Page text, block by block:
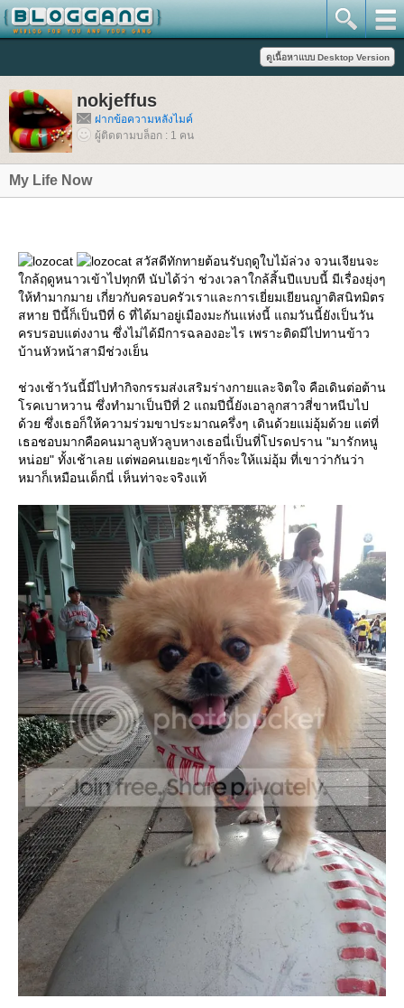
nokjeffus
ฝากข้อความหลังไมค์
ผู้ติดตามบล็อก : 1 คน
My Life Now
สวัสดีทักทายต้อนรับฤดูใบไม้ล่วง จวนเจียนจะ
กล้ฤดูหนาวเข้าไปทุกที นับได้ว่า ช่วงเวลาใกล้สิ้นปีแบบนี้ มีเรื่องยุ่งๆ
ห้ทำมากมาย เกี่ยวกับครอบครัวเราและการเยี่ยมเยียนญาติสนิทมิตร
สหาย ปีนี้ก็เป็นปีที่ 6 ที่ได้มาอยู่เมืองมะกันแห่งนี้ แถมวันนี้ยังเป็นวัน
ครบรอบแต่งงาน ซึ่งไม่ได้มีการฉลองอะไร เพราะติดมีไปทานข้าว
บ้านหัวหน้าสามีช่วงเย็น
ช่วงเช้าวันนี้มีไปทำกิจกรรมส่งเสริมร่างกายและจิตใจ คือเดินต่อต้าน
รคเบาหวาน ซึ่งทำมาเป็นปีที่ 2 แถมปีนี้ยังเอาลูกสาวสี่ขาหนีบไป
ด้วย ซึ่งเธอก็ให้ความร่วมขาประมาณครึ่งๆ เดินด้วยแม่อุ้มด้วย แต่ที่
เธอชอบมากคือคนมาลูบหัวลูบหางเธอนี่เป็นที่โปรดปราน "มารักหนู
หน่อย" ทั้งเช้าเลย แต่พอคนเยอะๆเข้าก็จะให้แม่อุ้ม ที่เขาว่ากันว่า
หมาก็เหมือนเด็กนี่ เห็นท่าจะจริงแท้